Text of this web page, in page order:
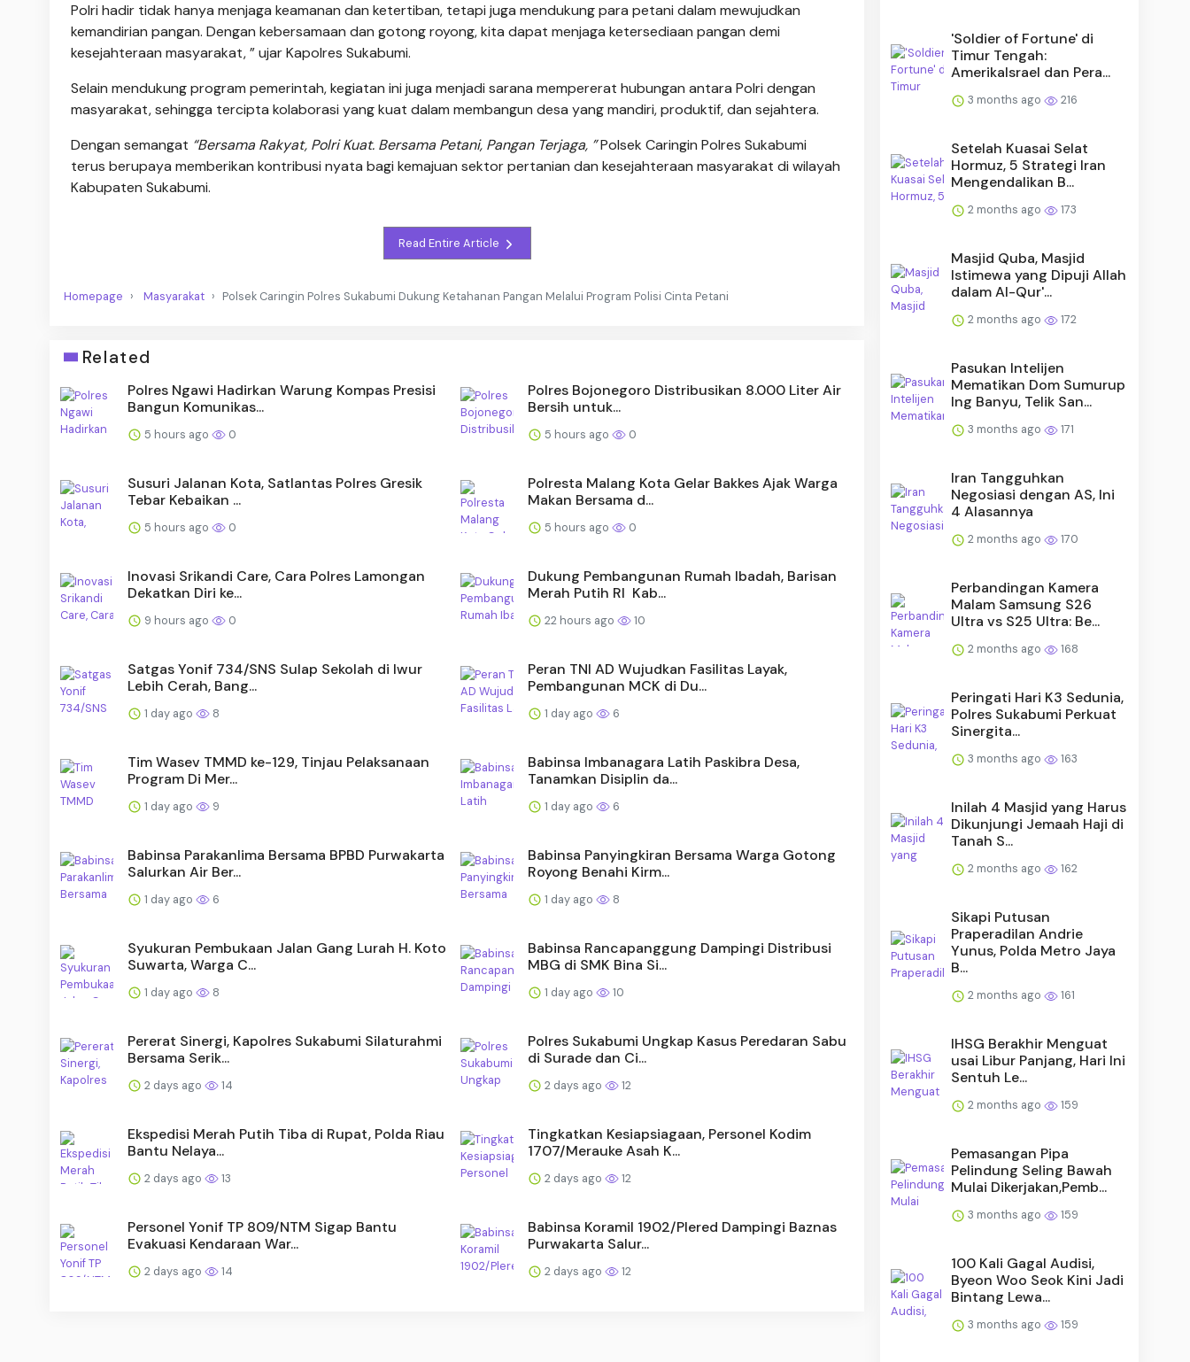
Polri hadir tidak hanya menjaga keamanan dan ketertiban, tetapi juga mendukung para petani dalam mewujudkan
kemandirian pangan. Dengan kebersamaan dan gotong royong, kita dapat menjaga ketersediaan pangan demi
kesejahteraan masyarakat, ” ujar Kapolres Sukabumi.
Selain mendukung program pemerintah, kegiatan ini juga menjadi sarana mempererat hubungan antara Polri dengan
masyarakat, sehingga tercipta kolaborasi yang kuat dalam membangun desa yang mandiri, produktif, dan sejahtera.
Dengan semangat “Bersama Rakyat, Polri Kuat. Bersama Petani, Pangan Terjaga, ”Polsek Caringin Polres Sukabumi
terus berupaya memberikan kontribusi nyata bagi kemajuan sektor pertanian dan kesejahteraan masyarakat di wilayah
Kabupaten Sukabumi.
Read Entire Article
Homepage Masyarakat Polsek Caringin Polres Sukabumi Dukung Ketahanan Pangan Melalui Program Polisi Cinta Petani
Related
Polres Ngawi Hadirkan Warung Kompas Presisi
Bangun Komunikas...
5 hours ago 0
Polres Bojonegoro Distribusikan 8.000 Liter Air
Bersih untuk...
5 hours ago 0
Susuri Jalanan Kota, Satlantas Polres Gresik
Tebar Kebaikan ...
5 hours ago 0
Polresta Malang Kota Gelar Bakkes Ajak Warga
Makan Bersama d...
5 hours ago 0
Inovasi Srikandi Care, Cara Polres Lamongan
Dekatkan Diri ke...
9 hours ago 0
Dukung Pembangunan Rumah Ibadah, Barisan
Merah Putih RI Kab...
22 hours ago 10
Satgas Yonif 734/SNS Sulap Sekolah di Iwur
Lebih Cerah, Bang...
1 day ago 8
Peran TNI AD Wujudkan Fasilitas Layak,
Pembangunan MCK di Du...
1 day ago 6
Tim Wasev TMMD ke-129, Tinjau Pelaksanaan
Program Di Mer...
1 day ago 9
Babinsa Imbanagara Latih Paskibra Desa,
Tanamkan Disiplin da...
1 day ago 6
Babinsa Parakanlima Bersama BPBD Purwakarta
Salurkan Air Ber...
1 day ago 6
Babinsa Panyingkiran Bersama Warga Gotong
Royong Benahi Kirm...
1 day ago 8
Syukuran Pembukaan Jalan Gang Lurah H. Koto
Suwarta, Warga C...
1 day ago 8
Babinsa Rancapanggung Dampingi Distribusi
MBG di SMK Bina Si...
1 day ago 10
Pererat Sinergi, Kapolres Sukabumi Silaturahmi
Bersama Serik...
2 days ago 14
Polres Sukabumi Ungkap Kasus Peredaran Sabu
di Surade dan Ci...
2 days ago 12
Ekspedisi Merah Putih Tiba di Rupat, Polda Riau
Bantu Nelaya...
2 days ago 13
Tingkatkan Kesiapsiagaan, Personel Kodim
1707/Merauke Asah K...
2 days ago 12
Personel Yonif TP 809/NTM Sigap Bantu
Evakuasi Kendaraan War...
2 days ago 14
Babinsa Koramil 1902/Plered Dampingi Baznas
Purwakarta Salur...
2 days ago 12
'Soldier of Fortune' di
Timur Tengah:
AmerikaIsrael dan Pera...
3 months ago 216
Setelah Kuasai Selat
Hormuz, 5 Strategi Iran
Mengendalikan B...
2 months ago 173
Masjid Quba, Masjid
Istimewa yang Dipuji Allah
dalam Al-Qur'...
2 months ago 172
Pasukan Intelijen
Mematikan Dom Sumurup
Ing Banyu, Telik San...
3 months ago 171
Iran Tangguhkan
Negosiasi dengan AS, Ini
4 Alasannya
2 months ago 170
Perbandingan Kamera
Malam Samsung S26
Ultra vs S25 Ultra: Be...
2 months ago 168
Peringati Hari K3 Sedunia,
Polres Sukabumi Perkuat
Sinergita...
3 months ago 163
Inilah 4 Masjid yang Harus
Dikunjungi Jemaah Haji di
Tanah S...
2 months ago 162
Sikapi Putusan
Praperadilan Andrie
Yunus, Polda Metro Jaya
B...
2 months ago 161
IHSG Berakhir Menguat
usai Libur Panjang, Hari Ini
Sentuh Le...
2 months ago 159
Pemasangan Pipa
Pelindung Seling Bawah
Mulai Dikerjakan,Pemb...
3 months ago 159
100 Kali Gagal Audisi,
Byeon Woo Seok Kini Jadi
Bintang Lewa...
3 months ago 159